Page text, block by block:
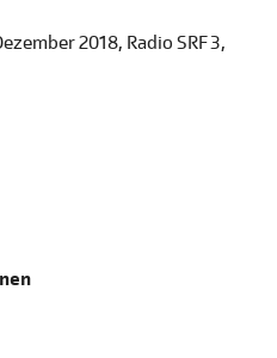
2018, Radio SRF 3,